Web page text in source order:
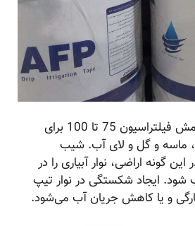
نکته میزان توضیحات مش فیلتراسیون 75 تا 100 برای
ماسه و گل و لای آب. شیب
از 2% در این گونه اراضی، نوار آبیاری را در
ایجاد شکستگی در نوار تیپ
و یا کاهش جریان آب می‌شود.